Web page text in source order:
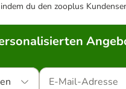
du den zooplus